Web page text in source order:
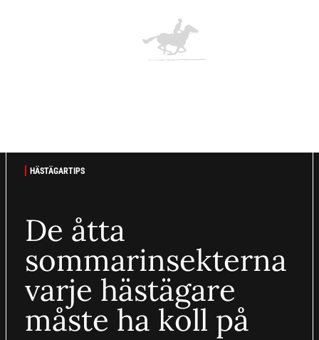
HÄSTÄGARTIPS
De åtta
sommarinsekterna
varje hästägare
måste ha koll på